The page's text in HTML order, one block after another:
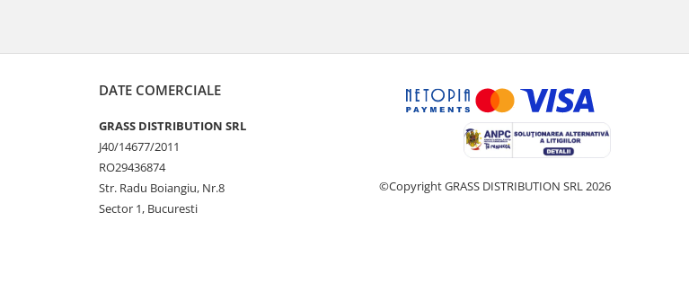
DATE COMERCIALE
GRASS DISTRIBUTION SRL
J40/14677/2011
RO29436874
Str. Radu Boiangiu, Nr.8
Sector 1, Bucuresti
©Copyright GRASS DISTRIBUTION SRL 2026